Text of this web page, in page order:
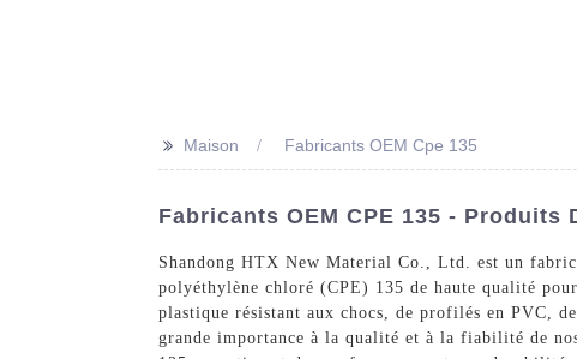
>> Maison Fabricants OEM Cpe 135
Fabricants OEM CPE 135 - Produits
Shandong HTX New Material Co., Ltd. est un
polyéthylène chloré (CPE) 135 de haute qualité
plastique résistant aux chocs, de profilés en PVC,
grande importance à la qualité et à la fiabilité de